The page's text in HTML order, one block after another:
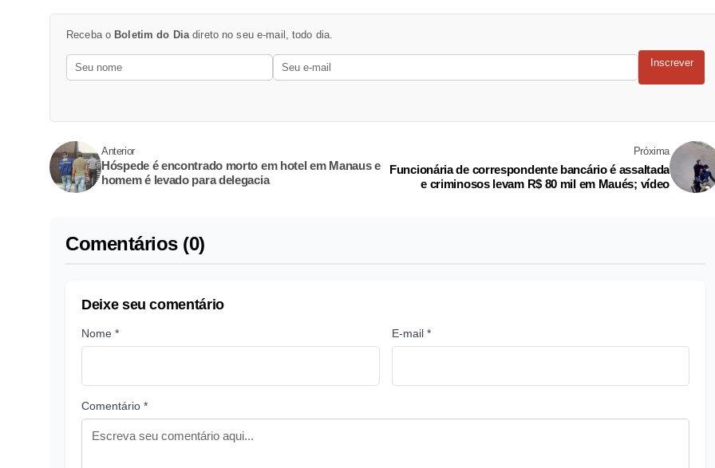
Receba o Boletim do Diadireto no seu e-mail, todo dia.
Inscrever
Anterior
Hóspede é encontrado morto em hotel em Manaus e
homem é levado para delegacia
Próxima
Funcionária de correspondente bancário é assaltada
e criminosos levam R$ 80 mil em Maués; vídeo
Comentários (0)
Deixe seu comentário
Nome * E-mail *
Comentário *